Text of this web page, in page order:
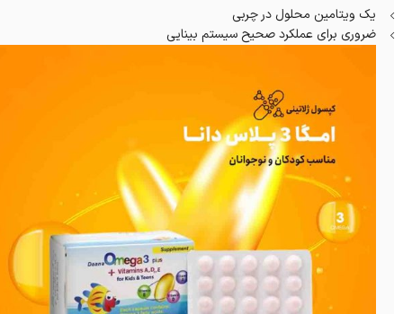
یک ویتامین محلول در چربی
ضروری برای عملکرد صحیح سیستم بینایی